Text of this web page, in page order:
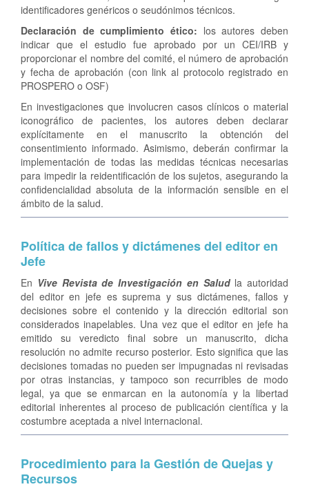
identificadores genéricos o seudónimos técnicos.
Declaración de cumplimiento ético: los autores deben
indicar que el estudio fue aprobado por un CEI/IRB y
proporcionar el nombre del comité, el número de aprobación
y fecha de aprobación (con link al protocolo registrado en
PROSPERO o OSF)
En investigaciones que involucren casos clínicos o material
iconográfico de pacientes, los autores deben declarar
explícitamente en el manuscrito la obtención del
consentimiento informado. Asimismo, deberán confirmar la
implementación de todas las medidas técnicas necesarias
para impedir la reidentificación de los sujetos, asegurando la
confidencialidad absoluta de la información sensible en el
ámbito de la salud.
Política de fallos y dictámenes del editor en
Jefe
En Vive Revista de Investigación en Saludla autoridad
del editor en jefe es suprema y sus dictámenes, fallos y
decisiones sobre el contenido y la dirección editorial son
considerados inapelables. Una vez que el editor en jefe ha
emitido su veredicto final sobre un manuscrito, dicha
resolución no admite recurso posterior. Esto significa que las
decisiones tomadas no pueden ser impugnadas ni revisadas
por otras instancias, y tampoco son recurribles de modo
legal, ya que se enmarcan en la autonomía y la libertad
editorial inherentes al proceso de publicación científica y la
costumbre aceptada a nivel internacional.
Procedimiento para la Gestión de Quejas y
Recursos